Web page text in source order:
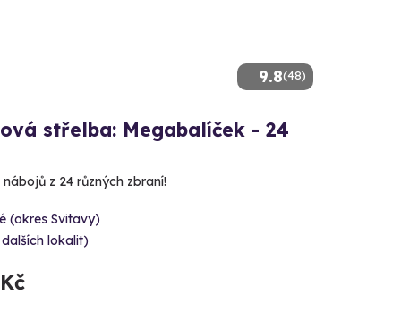
9.8(48)
střelba: Megabalíček - 24
z 24 různých zbraní!
(okres Svitavy)
lokalit)